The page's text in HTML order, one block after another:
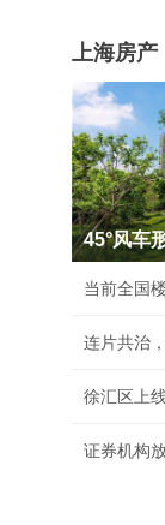
上海房产
当前全国
连片共治
徐汇区上
证券机构